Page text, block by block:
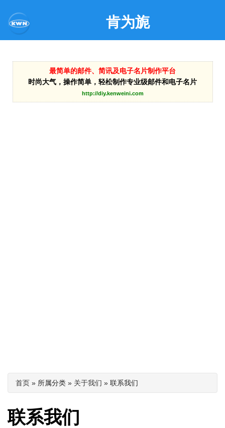
肯为旎
最简单的邮件、简讯及电子名片制作平台
时尚大气，操作简单，轻松制作专业级邮件和电子名片
http://diy.kenweini.com
你在这里
首页 » 所属分类 » 关于我们 » 联系我们
联系我们